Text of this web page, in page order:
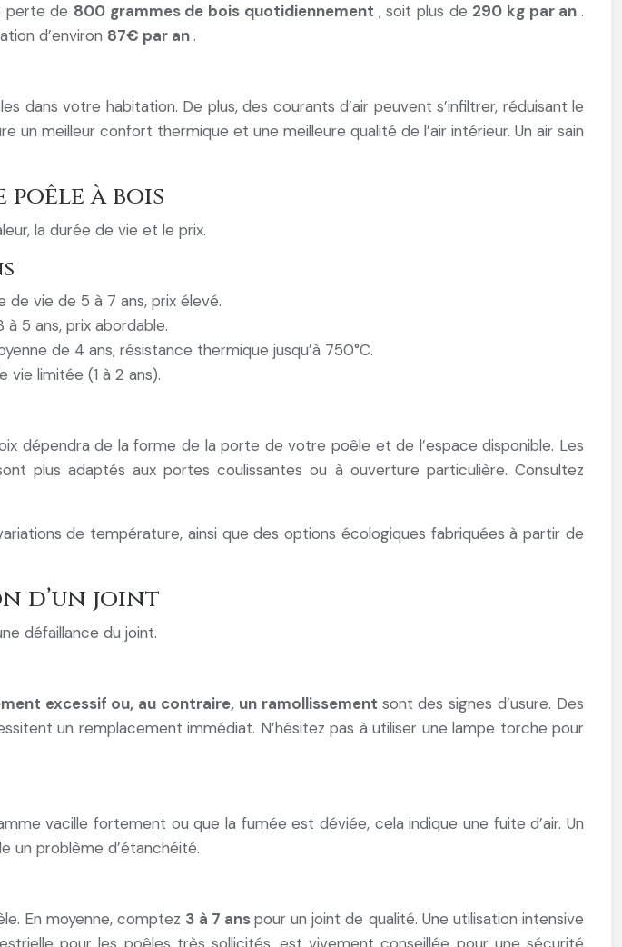
perte de 800 grammes de bois quotidiennement , soit plus de 290 kg par an.
d’environ 87€ par an.
dans votre habitation. De plus, des courants d’air peuvent s’infiltrer, réduisant le
meilleur confort thermique et une meilleure qualité de l’air intérieur. Un air sain
à bois
la durée de vie et le prix.
de vie de 5 à 7 ans, prix élevé.
5 ans, prix abordable.
de 4 ans, résistance thermique jusqu’à 750°C.
vie limitée (1 à 2 ans).
dépendra de la forme de la porte de votre poêle et de l’espace disponible. Les
plus adaptés aux portes coulissantes ou à ouverture particulière. Consultez
de température, ainsi que des options écologiques fabriquées à partir de
d’un joint
défaillance du joint.
excessif ou, au contraire, un ramollissement sont des signes d’usure. Des
un remplacement immédiat. N’hésitez pas à utiliser une lampe torche pour
vacille fortement ou que la fumée est déviée, cela indique une fuite d’air. Un
un problème d’étanchéité.
En moyenne, comptez 3 à 7 anspour un joint de qualité. Une utilisation intensive